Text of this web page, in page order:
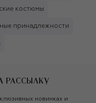
костюмы
принадлежности
РАССЫЛКУ
новинках и